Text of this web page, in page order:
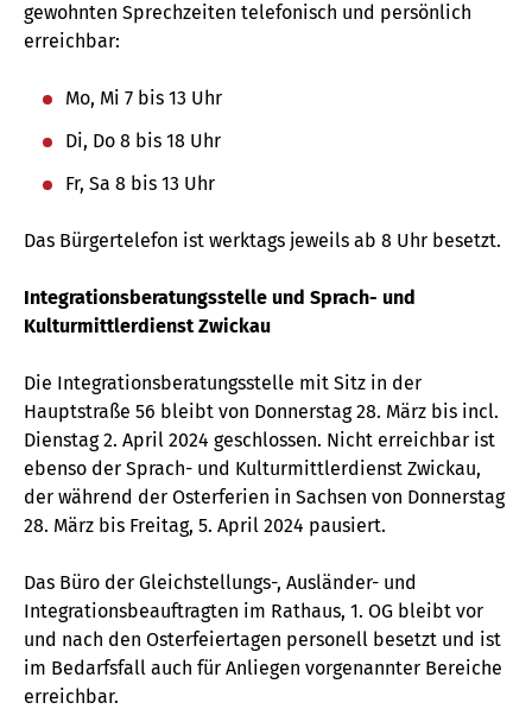
gewohnten Sprechzeiten telefonisch und persönlich
erreichbar:
Mo, Mi 7 bis 13 Uhr
Di, Do 8 bis 18 Uhr
Fr, Sa 8 bis 13 Uhr
Das Bürgertelefon ist werktags jeweils ab 8 Uhr besetzt.
Integrationsberatungsstelle und Sprach- und
Kulturmittlerdienst Zwickau
Die Integrationsberatungsstelle mit Sitz in der
Hauptstraße 56 bleibt von Donnerstag 28. März bis incl.
Dienstag 2. April 2024 geschlossen. Nicht erreichbar ist
ebenso der Sprach- und Kulturmittlerdienst Zwickau,
der während der Osterferien in Sachsen von Donnerstag
28. März bis Freitag, 5. April 2024 pausiert.
Das Büro der Gleichstellungs-, Ausländer- und
Integrationsbeauftragten im Rathaus, 1. OG bleibt vor
und nach den Osterfeiertagen personell besetzt und ist
im Bedarfsfall auch für Anliegen vorgenannter Bereiche
erreichbar.